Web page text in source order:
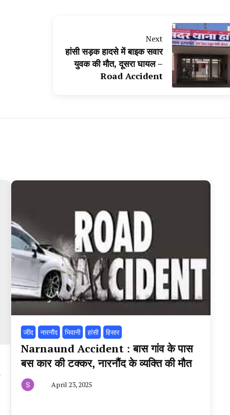
Next
हांसी सड़क हादसे में बाइक सवार
युवक की मौत, दूसरा घायल –
Road Accident
‌जींद नारनौंद भिवानी हांसी हिसार
Narnaund Accident : बास गांव के पास
बस कार की टक्कर, नारनौंद के व्यक्ति की मौत
April 23, 2025